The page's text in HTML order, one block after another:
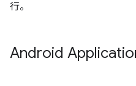
行。
Android